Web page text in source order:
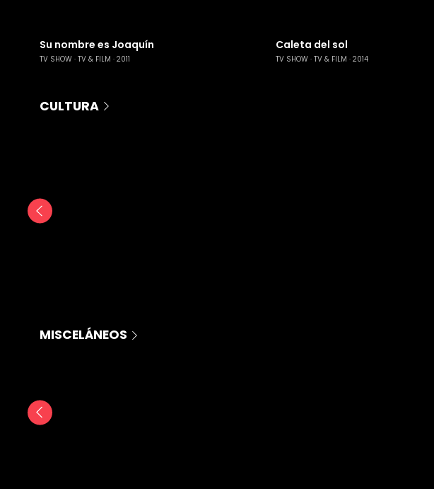
Su nombre es Joaquín
TV SHOW TV & FILM 2011
Caleta del sol
TV SHOW TV & FILM 2014
CULTURA
MISCELÁNEOS